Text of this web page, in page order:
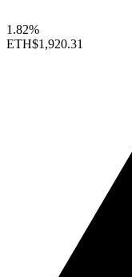
1.82%
ETH$1,920.31